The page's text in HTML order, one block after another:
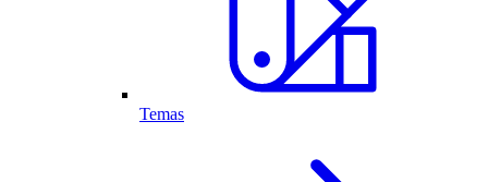
Temas